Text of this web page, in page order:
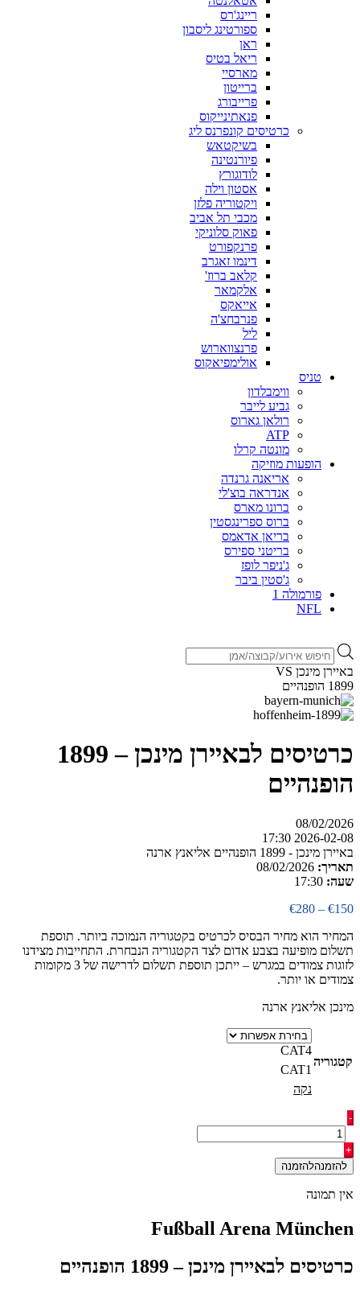
ריינג'רס
ספורטינג ליסבון
ראן
ריאל בטיס
מארסיי
ברייטון
פרייבורג
פנאתינייקוס
כרטיסים קונפרנס ליג
בשיקטאש
פיורנטינה
לודוגורץ
אסטון וילה
ויקטוריה פלזן
מכבי תל אביב
פאוק סלוניקי
פרנקפורט
דינמו זאגרב
קלאב ברוז'
אלקמאר
אייאקס
פנרבחצ'ה
ליל
פרנצווארוש
אולימפיאקוס
טניס
ווימבלדון
גביע לייבר
רולאן גארוס
ATP
מונטה קרלו
הופעות מוזיקה
אריאנה גרנדה
אנדראה בוצ'לי
ברונו מארס
ברוס ספרינגסטין
בריאן אדאמס
בריטני ספירס
ג'ניפר לופז
ג'סטין ביבר
פורמולה 1
NFL
Products
search
באיירן מינכן VS
1899 הופנהיים
כרטיסים לבאיירן מינכן – 1899
הופנהיים
08/02/2026
2026-02-08 17:30
באיירן מינכן - 1899 הופנהיים אליאנץ ארנה
תאריך:
שעה:
€150
–
€280 טווח
עד
המחיר הוא מחיר הבסיס לכרטיס בקטגוריה הנמוכה ביותר. תוספת
תשלום מופיעה בצבע אדום לצד הקטגוריה הנבחרת. התחייבות מצידנו
לזוגות צמודים במגרש – ייתכן תוספת תשלום לדרישה של 3 מקומות
צמודים או יותר.
מינכן אליאנץ ארנה
קטגוריה
CAT4
CAT1
נקה
כמות
של
כרטיסים
לבאיירן
מינכן
-
1899
-
+
להזמנה
אין תמונה
Fußball Arena München
כרטיסים לבאיירן מינכן – 1899 הופנהיים